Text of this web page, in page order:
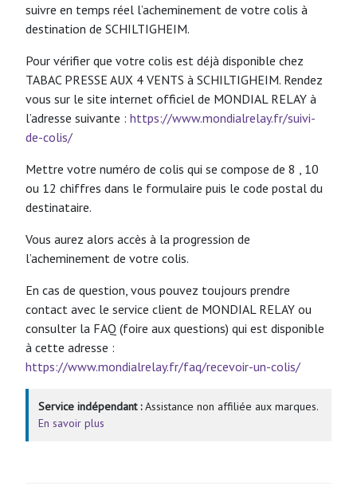
suivre en temps réel l’acheminement de votre colis à
destination de SCHILTIGHEIM.
Pour vérifier que votre colis est déjà disponible chez
TABAC PRESSE AUX 4 VENTS à SCHILTIGHEIM. Rendez
vous sur le site internet officiel de MONDIAL RELAY à
l’adresse suivante : https://www.mondialrelay.fr/suivi-
de-colis/
Mettre votre numéro de colis qui se compose de 8 , 10
ou 12 chiffres dans le formulaire puis le code postal du
destinataire.
Vous aurez alors accès à la progression de
l’acheminement de votre colis.
En cas de question, vous pouvez toujours prendre
contact avec le service client de MONDIAL RELAY ou
consulter la FAQ (foire aux questions) qui est disponible
à cette adresse :
https://www.mondialrelay.fr/faq/recevoir-un-colis/
Service indépendant :Assistance non affiliée aux marques.
En savoir plus